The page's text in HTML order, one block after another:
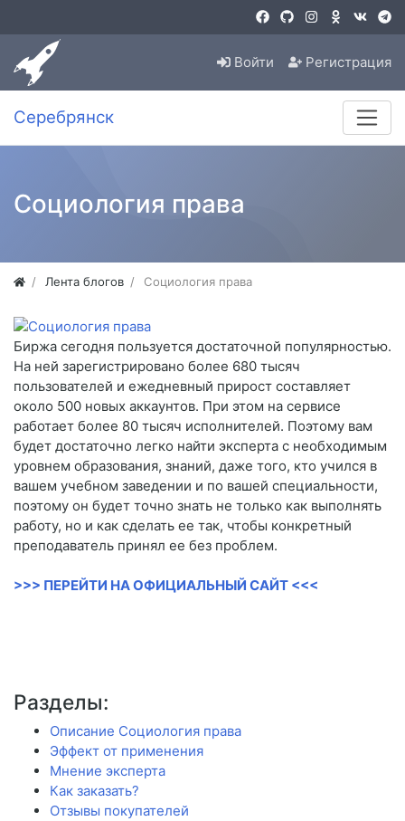
Войти Регистрация
Серебрянск
Социология права
Лента блогов Социология права
Биржа сегодня пользуется достаточной популярностью.
На ней зарегистрировано более 680 тысяч
пользователей и ежедневный прирост составляет
около 500 новых аккаунтов. При этом на сервисе
работает более 80 тысяч исполнителей. Поэтому вам
будет достаточно легко найти эксперта с необходимым
уровнем образования, знаний, даже того, кто учился в
вашем учебном заведении и по вашей специальности,
поэтому он будет точно знать не только как выполнять
работу, но и как сделать ее так, чтобы конкретный
преподаватель принял ее без проблем.
>>> ПЕРЕЙТИ НА ОФИЦИАЛЬНЫЙ САЙТ <<<
Разделы:
Описание Социология права
Эффект от применения
Мнение эксперта
Как заказать?
Отзывы покупателей